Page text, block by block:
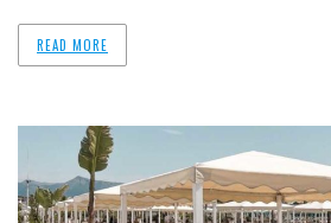
READ MORE